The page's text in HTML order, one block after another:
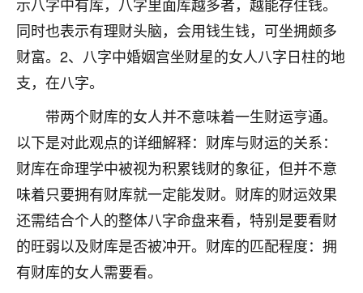
同时也表示有理财头脑，会用钱生钱，可坐拥颇多
财富。2、八字中婚姻宫坐财星的女人八字日柱的地
支，在八字。
带两个财库的女人并不意味着一生财运亨通。
以下是对此观点的详细解释：财库与财运的关系：
财库在命理学中被视为积累钱财的象征，但并不意
味着只要拥有财库就一定能发财。财库的财运效果
还需结合个人的整体八字命盘来看，特别是要看财
的旺弱以及财库是否被冲开。财库的匹配程度：拥
有财库的女人需要看。
12小时前 来自北京 32
心心相印
问题，反正就是不舒服。中医西医看遍了，找不到问
题，后来无意中看到有人推荐慧来老师，跟老师聊过
之后，心情豁然开朗，也听老师建议，处理了一些因
果问题。今年以来，身体比以前好多，主要是心情好
了，老师说境随心转，现在深有体会了。
鹿森 ：是的，其实跟老师聊过之后，最大的感
触，首先就是心态会变好，万般皆是命，半点
不由人！